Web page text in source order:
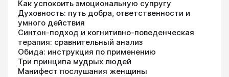
Как успокоить эмоциональную супругу
Духовность: путь добра, ответственности и
умного действия
Синтон-подход и когнитивно-поведенческая
терапия: сравнительный анализ
Обида: инструкция по применению
Три принципа мудрых людей
Манифест послушания женщины